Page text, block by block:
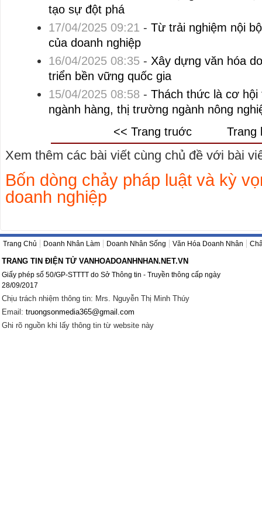
tạo sự đột phá
17/04/2025 09:21 - Từ trải nghiệm nội
của doanh nghiệp
16/04/2025 08:35- Xây dựng văn hóa
triển bền vững quốc gia
15/04/2025 08:58 - Thách thức là cơ
ngành hàng, thị trường ngành nông
<< Trang truớc
Trang
Xem thêm các bài viết cùng chủ đề với bài
Bốn dòng chảy pháp luật và kỳ
doanh nghiệp
Trang Chủ Doanh Nhân Làm Doanh Nhân Sống Văn Hóa Doanh Nhân
TRANG TIN ĐIỆN TỬ VANHOADOANHNHAN.NET.VN
Giấy phép số 50/GP-STTTT do Sở Thông tin - Truyền thông cấp ngày
28/09/2017
Chịu trách nhiệm thông tin: Mrs. Nguyễn Thị Minh Thúy
Email: truongsonmedia365@gmail.com
Ghi rõ nguồn khi lấy thông tin từ website này